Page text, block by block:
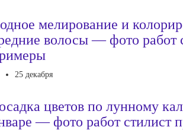
мелирование и
волосы — фото работ
25 декабря
цветов по лунному
— фото работ стилист